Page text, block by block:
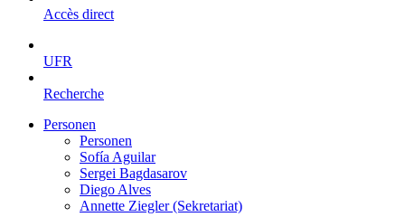
Accès direct
UFR
Recherche
Personen
Personen
Sofía Aguilar
Sergei Bagdasarov
Diego Alves
Annette Ziegler (Sekretariat)